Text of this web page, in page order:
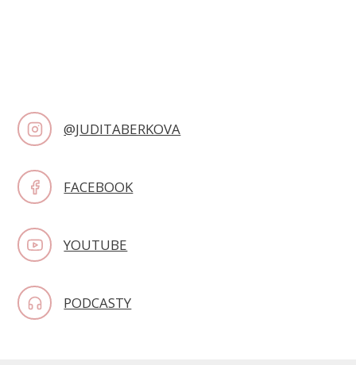
@JUDITABERKOVA
FACEBOOK
YOUTUBE
PODCASTY